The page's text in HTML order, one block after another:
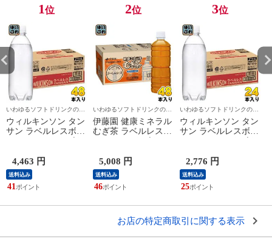
1位
いわゆるソフトドリンクのお
店
ウィルキンソン タン
サン ラベルレスボト
とめ買い) アサヒ 炭
酸水 無糖炭酸 強炭
酸 プレーン 送料無
料 エコ
4,463 円
送料込み
41
2位
いわゆるソフトドリンクのお
店
伊藤園 健康ミネラル
むぎ茶 ラベルレス
め買い) お茶 デカフ
ェ ノンカフェイン
麦茶
5,008 円
送料込み
46
3位
いわゆるソフトドリンクのお
店
ウィルキンソン タン
サン ラベルレスボト
酸水 無糖炭酸 強炭
酸 プレーン 送料無
料 エコ
2,776 円
送料込み
25
お店の特定商取引に関する表示